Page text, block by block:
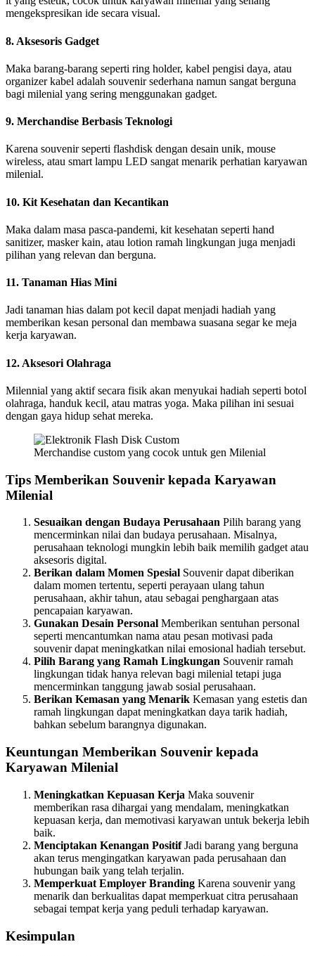
mengekspresikan ide secara visual.
8. Aksesoris Gadget
Maka barang-barang seperti ring holder, kabel pengisi daya, atau
organizer kabel adalah souvenir sederhana namun sangat berguna
bagi milenial yang sering menggunakan gadget.
9. Merchandise Berbasis Teknologi
Karena souvenir seperti flashdisk dengan desain unik, mouse
wireless, atau smart lampu LED sangat menarik perhatian karyawan
milenial.
10. Kit Kesehatan dan Kecantikan
Maka dalam masa pasca-pandemi, kit kesehatan seperti hand
sanitizer, masker kain, atau lotion ramah lingkungan juga menjadi
pilihan yang relevan dan berguna.
11. Tanaman Hias Mini
Jadi tanaman hias dalam pot kecil dapat menjadi hadiah yang
memberikan kesan personal dan membawa suasana segar ke meja
kerja karyawan.
12. Aksesori Olahraga
Milennial yang aktif secara fisik akan menyukai hadiah seperti botol
olahraga, handuk kecil, atau matras yoga. Maka pilihan ini sesuai
dengan gaya hidup sehat mereka.
Merchandise custom yang cocok untuk gen Milenial
Tips Memberikan Souvenir kepada Karyawan
Milenial
Sesuaikan dengan Budaya Perusahaan Pilih barang yang
mencerminkan nilai dan budaya perusahaan. Misalnya,
perusahaan teknologi mungkin lebih baik memilih gadget atau
aksesoris digital.
Berikan dalam Momen Spesial Souvenir dapat diberikan
dalam momen tertentu, seperti perayaan ulang tahun
perusahaan, akhir tahun, atau sebagai penghargaan atas
pencapaian karyawan.
Gunakan Desain Personal Memberikan sentuhan personal
seperti mencantumkan nama atau pesan motivasi pada
souvenir dapat meningkatkan nilai emosional hadiah tersebut.
Pilih Barang yang Ramah Lingkungan Souvenir ramah
lingkungan tidak hanya relevan bagi milenial tetapi juga
mencerminkan tanggung jawab sosial perusahaan.
Berikan Kemasan yang Menarik Kemasan yang estetis dan
ramah lingkungan dapat meningkatkan daya tarik hadiah,
bahkan sebelum barangnya digunakan.
Keuntungan Memberikan Souvenir kepada
Karyawan Milenial
Meningkatkan Kepuasan Kerja Maka souvenir
memberikan rasa dihargai yang mendalam, meningkatkan
kepuasan kerja, dan memotivasi karyawan untuk bekerja lebih
baik.
Menciptakan Kenangan PositifJadi barang yang berguna
akan terus mengingatkan karyawan pada perusahaan dan
hubungan baik yang telah terjalin.
Memperkuat Employer Branding Karena souvenir yang
menarik dan berkualitas dapat memperkuat citra perusahaan
sebagai tempat kerja yang peduli terhadap karyawan.
Kesimpulan